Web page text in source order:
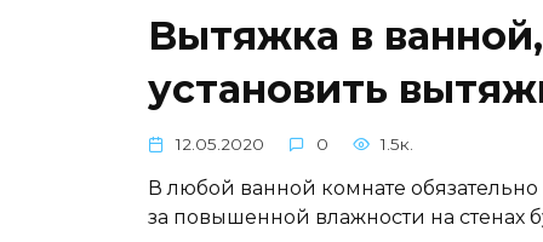
Вытяжка в
установить
12.05.2020 0 1.5к.
В любой ванной комнате
за повышенной влажности на стенах